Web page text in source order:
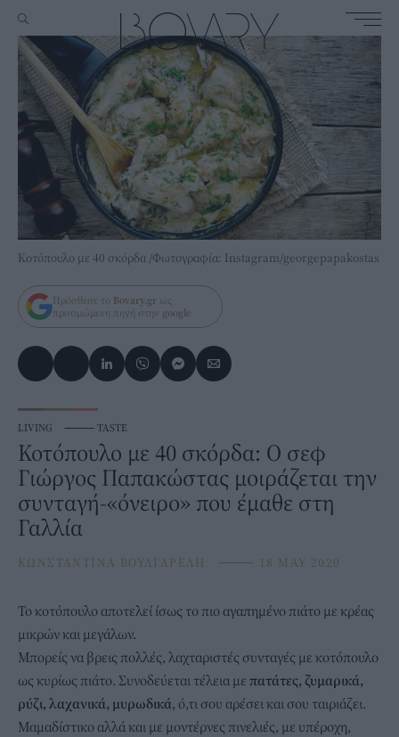
Κοτόπουλο με 40 σκόρδα /Φωτογραφία: Instagram/georgepapakostas
Πρόσθεσε το Bovary.gr ως
προτιμώμενη πηγή στην google
LIVING ⸻ TASTE
Κοτόπουλο με 40 σκόρδα: Ο σεφ
Γιώργος Παπακώστας μοιράζεται την
συνταγή-«όνειρο» που έμαθε στη
Γαλλία
ΚΩΝΣΤΑΝΤΙΝΑ ΒΟΥΛΓΑΡΕΛΗ ⸻ 18 MAY 2020
Το κοτόπουλο αποτελεί ίσως το πιο αγαπημένο πιάτο με κρέας
μικρών και μεγάλων.
Μπορείς να βρεις πολλές, λαχταριστές συνταγές με κοτόπουλο
ως κυρίως πιάτο. Συνοδεύεται τέλεια με πατάτες, ζυμαρικά,
ρύζι, λαχανικά, μυρωδικά, ό,τι σου αρέσει και σου ταιριάζει.
Μαμαδίστικο αλλά και με μοντέρνες πινελιές, με υπέροχη,